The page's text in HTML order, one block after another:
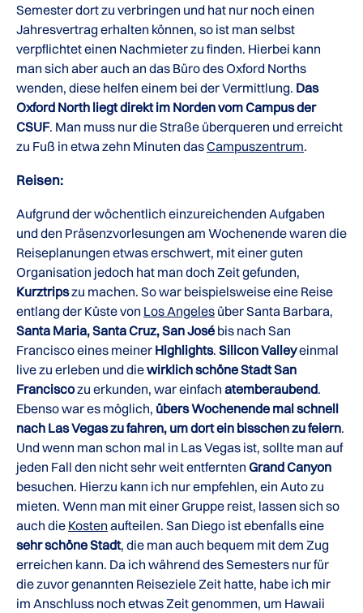
Semester dort zu verbringen und hat nur noch einen
Jahresvertrag erhalten können, so ist man selbst
verpflichtet einen Nachmieter zu finden. Hierbei kann
man sich aber auch an das Büro des Oxford Norths
wenden, diese helfen einem bei der Vermittlung. Das
Oxford North liegt direkt im Norden vom Campus der
CSUF. Man muss nur die Straße überqueren und erreicht
zu Fuß in etwa zehn Minuten dasCampuszentrum.
Reisen:
Aufgrund der wöchentlich einzureichenden Aufgaben
und den Präsenzvorlesungen am Wochenende waren die
Reiseplanungen etwas erschwert, mit einer guten
Organisation jedoch hat man doch Zeit gefunden,
Kurztripszu machen. So war beispielsweise eine Reise
entlang der Küste von Los Angeles über Santa Barbara,
Santa Maria, Santa Cruz, San José bis nach San
Francisco eines meiner Highlights. Silicon Valleyeinmal
live zu erleben und diewirklich schöne Stadt San
Franciscozu erkunden, war einfach atemberaubend.
Ebenso war es möglich, übers Wochenende mal schnell
nach Las Vegas zu fahren, um dort ein bisschen zu feiern.
Und wenn man schon mal in Las Vegas ist, sollte man auf
jeden Fall den nicht sehr weit entfernten Grand Canyon
besuchen. Hierzu kann ich nur empfehlen, ein Auto zu
mieten. Wenn man mit einer Gruppe reist, lassen sich so
auch die Kosten aufteilen. San Diego ist ebenfalls eine
sehr schöne Stadt, die man auch bequem mit dem Zug
erreichen kann. Da ich während des Semesters nur für
die zuvor genannten Reiseziele Zeit hatte, habe ich mir
im Anschluss noch etwas Zeit genommen, um Hawaii